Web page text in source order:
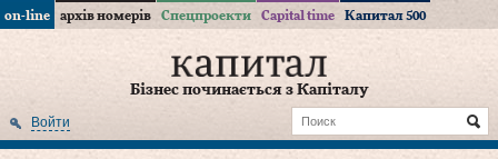
on-line архів номерів Спецпроекти Capital time Капитал 500
Бізнес починається з Капіталу
Войти